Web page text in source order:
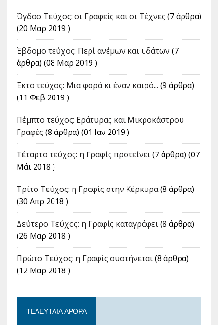
Όγδοο Τεύχος: οι Γραφείς και οι Τέχνες (7 άρθρα)
(20 Μαρ 2019 )
Έβδομο τεύχος: Περί ανέμων και υδάτων (7
άρθρα) (08 Μαρ 2019 )
Έκτο τεύχος: Μια φορά κι έναν καιρό... (9 άρθρα)
(11 Φεβ 2019 )
Πέμπτο τεύχος: Εράτυρας και Μικροκάστρου
Γραφές (8 άρθρα) (01 Ιαν 2019 )
Τέταρτο τεύχος: η Γραφίς προτείνει(7 άρθρα) (07
Μάι 2018 )
Tρίτο Τεύχος: η Γραφίς στην Κέρκυρα(8 άρθρα)
(30 Απρ 2018 )
Δεύτερο Τεύχος: η Γραφίς καταγράφει(8 άρθρα)
(26 Μαρ 2018 )
Πρώτο Τεύχος: η Γραφίς συστήνεται(8 άρθρα)
(12 Μαρ 2018 )
ΤΕΛΕΥΤΑΊΑ ΆΡΘΡΑ